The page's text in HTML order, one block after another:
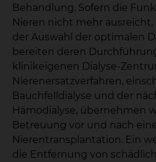
Behandlung. Sofern die
Nieren nicht mehr
der Auswahl der optimalen
bereiten deren
klinikeigenen Dialyse-
Nierenersatzverfahren,
Bauchfelldialyse und der
Hämodialyse, übernehmen
Betreuung vor und nach
Nierentransplantation. Ein
die Entfernung von